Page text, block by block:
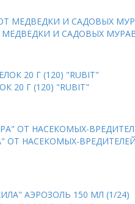
И САДОВЫХ
20 Г (120) "RUBIT"
НАСЕКОМЫХ-